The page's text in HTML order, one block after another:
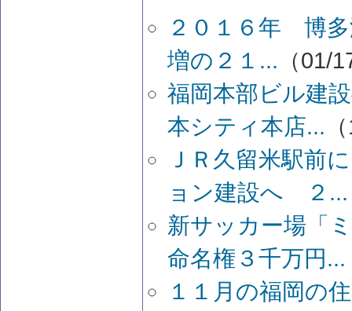
２０１６年 博
増の２１... （01/
福岡本部ビル建
本シティ本店...
ＪＲ久留米駅前
ョン建設へ ２...
新サッカー場「
命名権３千万円...
１１月の福岡の